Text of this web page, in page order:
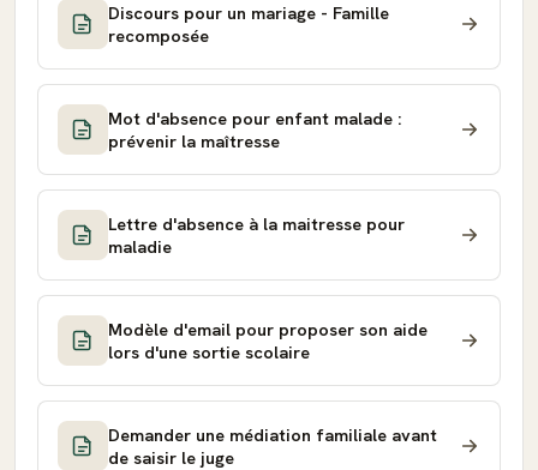
Discours pour un mariage - Famille
recomposée
Mot d'absence pour enfant malade :
prévenir la maîtresse
Lettre d'absence à la maitresse pour
maladie
Modèle d'email pour proposer son aide
lors d'une sortie scolaire
Demander une médiation familiale avant
de saisir le juge